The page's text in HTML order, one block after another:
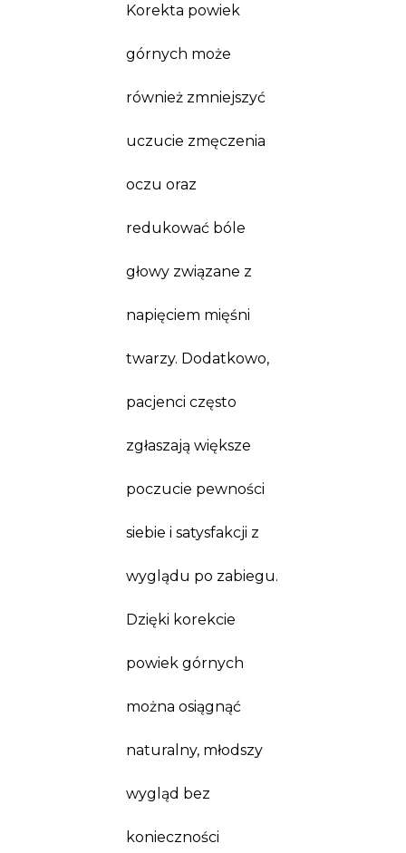
Korekta powiek
górnych może
również zmniejszyć
uczucie zmęczenia
oczu oraz
redukować bóle
głowy związane z
napięciem mięśni
twarzy. Dodatkowo,
pacjenci często
zgłaszają większe
poczucie pewności
siebie i satysfakcji z
wyglądu po zabiegu.
Dzięki korekcie
powiek górnych
można osiągnąć
naturalny, młodszy
wygląd bez
konieczności